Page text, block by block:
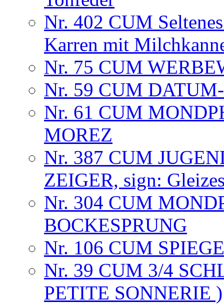
Nr. 402 CUM
Karren mit
Nr. 75 CUM
Nr. 59 CUM
Nr. 61 CUM
MOREZ
Nr. 387 CUM
ZEIGER, sign:
Nr. 304 CUM
BOCKESPRUNG
Nr. 106 CUM
Nr. 39 CUM 3/4
PETITE SONNERIE )